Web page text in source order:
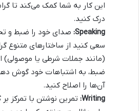
این کار به شما کمک می‌کند تا
درک کنید.
Speaking: صدای خود را ضبط و
سعی کنید از ساختارهای متنوع
(مانند جملات شرطی یا موصولی)
ضبط، به اشتباهات خود گوش
آن‌ها را اصلاح کنید.
Writing: تمرین نوشتن با تمرکز